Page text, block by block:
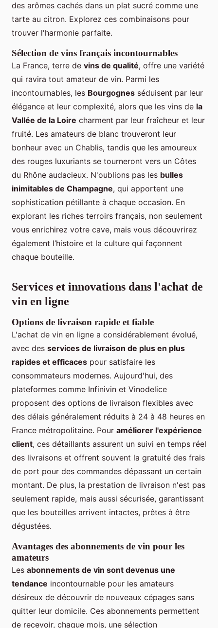
des arômes cachés dans un plat sucré comme une
tarte au citron. Explorez ces combinaisons pour
trouver l'harmonie parfaite.
Sélection de vins français incontournables
La France, terre de vins de qualité, offre une variété
qui ravira tout amateur de vin. Parmi les
incontournables, les Bourgognes séduisent par leur
élégance et leur complexité, alors que les vins de la
Vallée de la Loire charment par leur fraîcheur et leur
fruité. Les amateurs de blanc trouveront leur
bonheur avec un Chablis, tandis que les amoureux
des rouges luxuriants se tourneront vers un Côtes
du Rhône audacieux. N'oublions pas les bulles
inimitables de Champagne, qui apportent une
sophistication pétillante à chaque occasion. En
explorant les riches terroirs français, non seulement
vous enrichirez votre cave, mais vous découvrirez
également l’histoire et la culture qui façonnent
chaque bouteille.
Services et innovations dans l'achat de
vin en ligne
Options de livraison rapide et fiable
L'achat de vin en ligne a considérablement évolué,
avec des services de livraison de plus en plus
rapides et efficaces pour satisfaire les
consommateurs modernes. Aujourd'hui, des
plateformes comme Infinivin et Vinodelice
proposent des options de livraison flexibles avec
des délais généralement réduits à 24 à 48 heures en
France métropolitaine. Pour améliorer l'expérience
client, ces détaillants assurent un suivi en temps réel
des livraisons et offrent souvent la gratuité des frais
de port pour des commandes dépassant un certain
montant. De plus, la prestation de livraison n'est pas
seulement rapide, mais aussi sécurisée, garantissant
que les bouteilles arrivent intactes, prêtes à être
dégustées.
Avantages des abonnements de vin pour les
amateurs
Les abonnements de vin sont devenus une
tendance incontournable pour les amateurs
désireux de découvrir de nouveaux cépages sans
quitter leur domicile. Ces abonnements permettent
de recevoir, chaque mois, une sélection